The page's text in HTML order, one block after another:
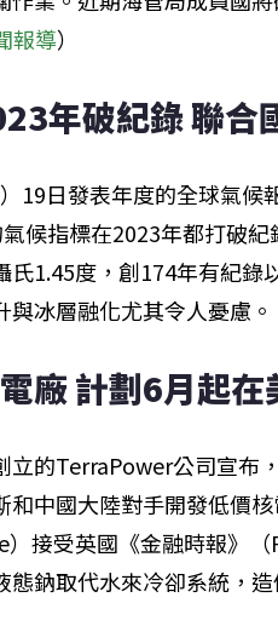
報導）
年破紀錄 聯合
19日發表年度的全球氣
候指標在2023年都打破
氏1.45度，創174年有紀錄
冰層融化尤其令人憂慮
廠 計劃6月起
立的TerraPower公司宣布
和中國大陸對手開發低價
接受英國《金融時報》
鈉取代水來冷卻系統，